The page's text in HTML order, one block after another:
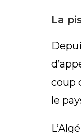
La
coup
le